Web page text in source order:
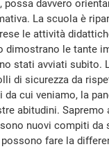
possa davvero
La scuola è
le attività
dimostrano le tante
stati avviati subito.
di sicurezza da
cui veniamo, la
abitudini.
nuovi compiti da
fare la